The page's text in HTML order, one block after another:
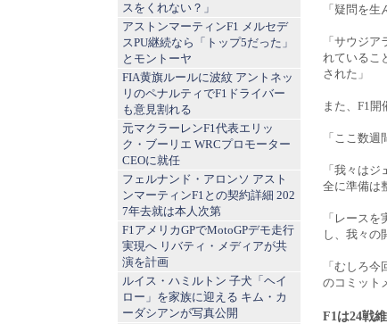
「疑問を
「サウジ
れているこ
された」
また、F1開
「ここ数週
「我々は
全に準備は
「レース
し、我々の
「むしろ
のコミット
F1は24戦
スをくれない？」
アストンマーティンF1 メルセデ
スPU継続なら「トップ5だった」
とモントーヤ
FIA黄旗ルールに波紋 アントネッ
リのペナルティでF1ドライバー
も意見割れる
元マクラーレンF1代表エリッ
ク・ブーリエ WRCプロモーター
CEOに就任
フェルナンド・アロンソ アスト
ンマーティンF1との契約詳細 202
7年去就は本人次第
F1アメリカGPでMotoGPデモ走行
実現へ リバティ・メディアが共
演を計画
ルイス・ハミルトン 子犬「ヘイ
ロー」を家族に迎える キム・カ
ーダシアンが写真公開